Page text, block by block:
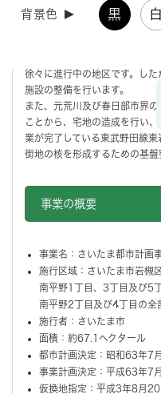
背景色 黒 白
徐々に進行中の地区です。し
施設の整備を行います。
また、元荒川及び春日部市界
ことから、宅地の造成を行い
業が完了している東武野田線
街地の核を形成するための基盤
事業の概要
事業名：さいたま都市計画
施行区域：さいたま市岩槻
南平野1丁目、3丁目及び5
南平野2丁目及び4丁目の全
施行者：さいたま市
面積：約67.1ヘクタール
都市計画決定：昭和63年7
事業計画決定：平成63年7
仮換地指定：平成3年8月20